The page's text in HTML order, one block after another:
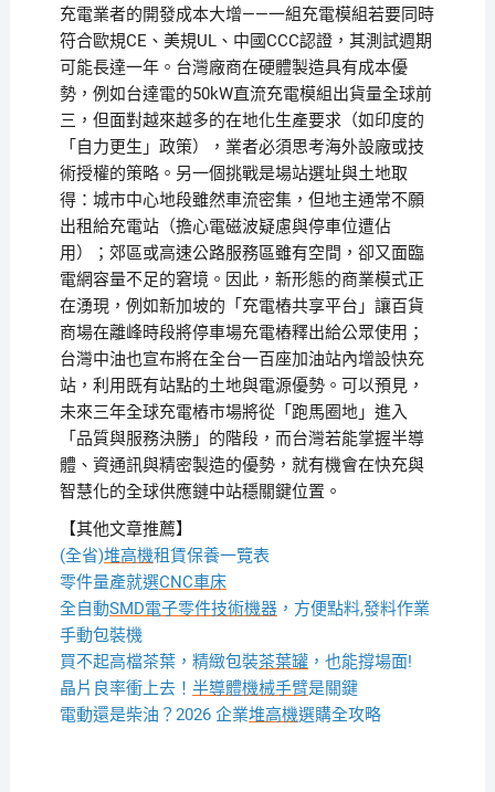
充電業者的開發成本大增——一組充電模組若要同時
符合歐規CE、美規UL、中國CCC認證，其測試週期
可能長達一年。台灣廠商在硬體製造具有成本優
勢，例如台達電的50kW直流充電模組出貨量全球前
三，但面對越來越多的在地化生產要求（如印度的
「自力更生」政策），業者必須思考海外設廠或技
術授權的策略。另一個挑戰是場站選址與土地取
得：城市中心地段雖然車流密集，但地主通常不願
出租給充電站（擔心電磁波疑慮與停車位遭佔
用）；郊區或高速公路服務區雖有空間，卻又面臨
電網容量不足的窘境。因此，新形態的商業模式正
在湧現，例如新加坡的「充電樁共享平台」讓百貨
商場在離峰時段將停車場充電樁釋出給公眾使用；
台灣中油也宣布將在全台一百座加油站內增設快充
站，利用既有站點的土地與電源優勢。可以預見，
未來三年全球充電樁市場將從「跑馬圈地」進入
「品質與服務決勝」的階段，而台灣若能掌握半導
體、資通訊與精密製造的優勢，就有機會在快充與
智慧化的全球供應鏈中站穩關鍵位置。
【其他文章推薦】
(全省)堆高機租賃保養一覽表
零件量產就選CNC車床
全自動SMD電子零件技術機器，方便點料,發料作業
手動包裝機
買不起高檔茶葉，精緻包裝茶葉罐，也能撐場面!
晶片良率衝上去！ 半導體機械手臂是關鍵
電動還是柴油？2026 企業堆高機選購全攻略